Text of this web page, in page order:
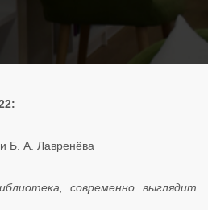
Б. А. Лавренёва
современно выглядит.